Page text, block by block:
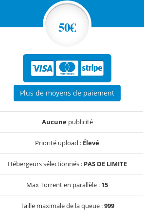
50€
Plus de moyens de paiement
Aucunepublicité
Priorité upload : Élevé
Hébergeurs sélectionnés : PAS DE LIMITE
Max Torrent en parallèle : 15
Taille maximale de la queue :999